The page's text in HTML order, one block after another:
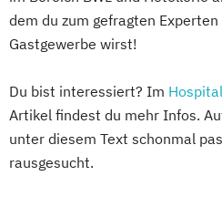
dem du zum gefragten
Gastgewerbe wirst!
Du bist interessiert? Im
Artikel findest du mehr Infos.
unter diesem Text schonmal
rausgesucht.